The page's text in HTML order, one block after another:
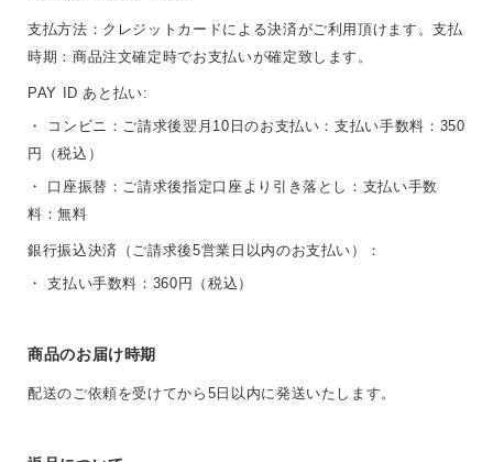
支払方法：クレジットカードによる決済がご利用頂けます。支払
時期：商品注文確定時でお支払いが確定致します。
PAY ID あと払い:
・ コンビニ：ご請求後翌月10日のお支払い：支払い手数料：350
円（税込）
・ 口座振替：ご請求後指定口座より引き落とし：支払い手数
料：無料
銀行振込決済（ご請求後5営業日以内のお支払い）：
・ 支払い手数料：360円（税込）
商品のお届け時期
配送のご依頼を受けてから5日以内に発送いたします。